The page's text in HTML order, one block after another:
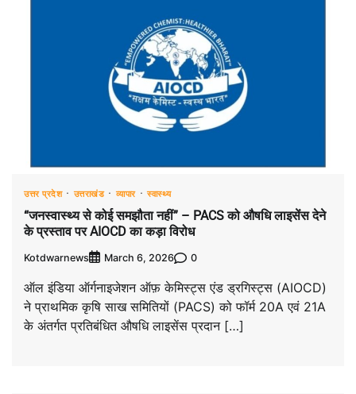
उत्तर प्रदेश उत्तराखंड व्यापार स्वास्थ्य
“जनस्वास्थ्य से कोई समझौता नहीं” – PACS को औषधि लाइसेंस देने
के प्रस्ताव पर AIOCD का कड़ा विरोध
Kotdwarnews March 6, 2026 0
ऑल इंडिया ऑर्गनाइजेशन ऑफ़ केमिस्ट्स एंड ड्रगिस्ट्स (AIOCD)
ने प्राथमिक कृषि साख समितियों (PACS) को फॉर्म 20A एवं 21A
के अंतर्गत प्रतिबंधित औषधि लाइसेंस प्रदान […]